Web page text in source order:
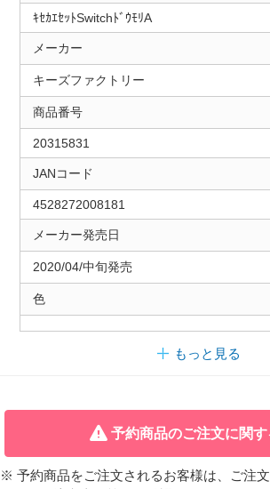
ｷｾｶｴｾｯﾄSwitchﾄﾞｳﾓﾘA
メーカー
キーズファクトリー
商品番号
20315831
JANコード
4528272008181
メーカー発売日
2020/04/中旬発売
色
もっと見る
予約商品のご注文に関
※ 予約商品をご注文されるお客様は、ご注